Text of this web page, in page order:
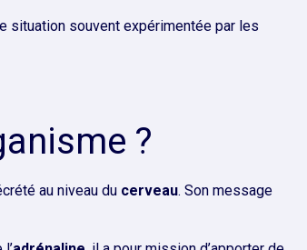
situation souvent expérimentée par les
?
au niveau du cerveau. Son message